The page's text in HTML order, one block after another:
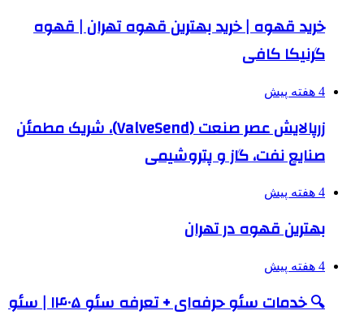
خرید قهوه | خرید بهترین قهوه تهران | قهوه
گرنیکا کافی
4 هفته پیش
زرپالایش عصر صنعت (ValveSend)، شریک مطمئن
صنایع نفت، گاز و پتروشیمی
4 هفته پیش
بهترین قهوه در تهران
4 هفته پیش
🔍 خدمات سئو حرفه‌ای + تعرفه سئو ۱۴۰۵ | سئو